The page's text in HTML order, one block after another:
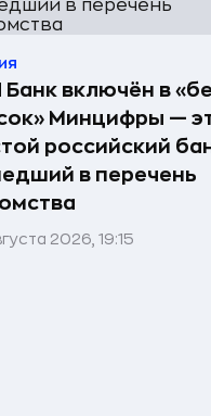
включён в
Минцифры —
российский
в перечень
2026, 19:15